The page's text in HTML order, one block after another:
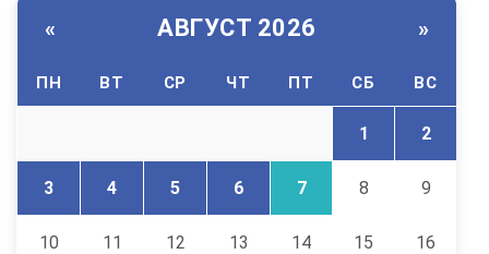
« АВГУСТ 2026 »
ПН ВТ СР ЧТ ПТ СБ ВС
1 2
3 4 5 6 7 8 9
10 11 12 13 14 15 16